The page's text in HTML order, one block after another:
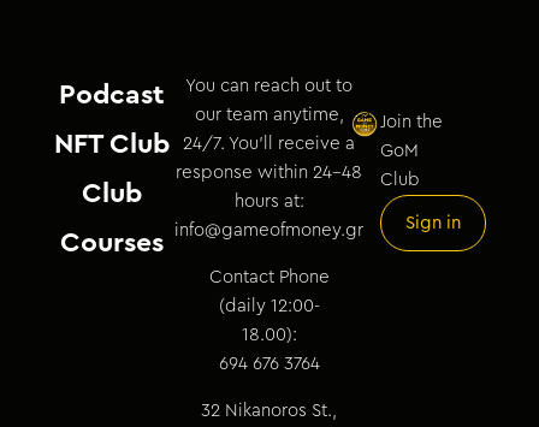
Podcast
NFT Club
Club
Courses
You can reach out to
our team anytime,
24/7. You’ll receive a
response within 24–48
hours at:
info@gameofmoney.gr
Contact Phone
(daily 12:00-
18.00):
694 676 3764
32 Nikanoros St.,
Join the
GoM
Club
Sign in